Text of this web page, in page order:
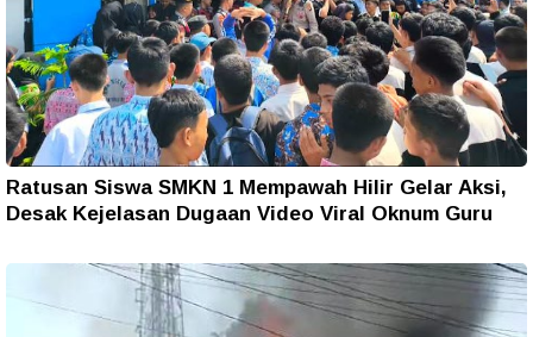
Ratusan Siswa SMKN 1 Mempawah Hilir Gelar Aksi,
Desak Kejelasan Dugaan Video Viral Oknum Guru